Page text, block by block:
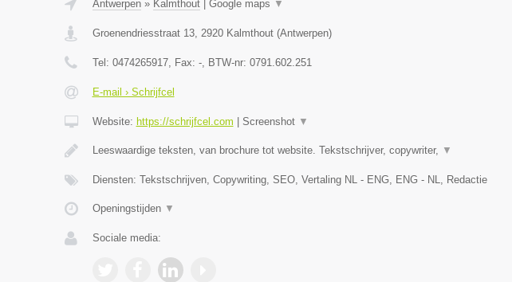
Antwerpen» Kalmthout| Google maps ▼
Groenendriesstraat 13, 2920 Kalmthout(Antwerpen)
Tel: 0474265917, Fax: -, BTW-nr: 0791.602.251
E-mail › Schrijfcel
Website: https://schrijfcel.com Screenshot ▼
Leeswaardige teksten, van brochure tot website. Tekstschrijver, copywriter, ▼
Diensten: Tekstschrijven, Copywriting, SEO, Vertaling NL - ENG, ENG - NL, Redactie
Openingstijden ▼
Sociale media: